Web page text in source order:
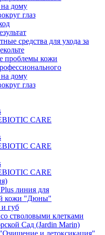
на дому
глаз
средства для ухода за
проблемы кожи
на дому
глаз
CARE
CARE
CARE
линия для
кожи "Дюны"
губ
стволовыми клетками
Сад (Jardin Marin)
и детоксикация"